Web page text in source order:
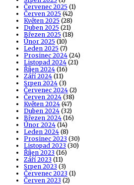
Červenec 2025 (1)
Červen 2025 (42)
Květen 2025 (28)
Duben 2025 (21)
Březen 2025 (18)
Únor 2025 (10)
Leden 2025 (7)
Prosinec 2024 (24)
Listopad 2024 (21)
Říjen 2024 (16)
Září 2024 (11)
Srpen 2024 (3)
Červenec 2024 (2)
Červen 2024 (38)
Květen 2024 (47)
Duben 2024 (32)
Březen 2024 (16)
Únor 2024 (14)
Leden 2024 (8)
Prosinec 2023 (30)
Listopad 2023 (30)
Říjen 2023 (16)
Září 2023 (11)
Srpen 2023 (3)
Červenec 2023 (1)
Červen 2023 (2)